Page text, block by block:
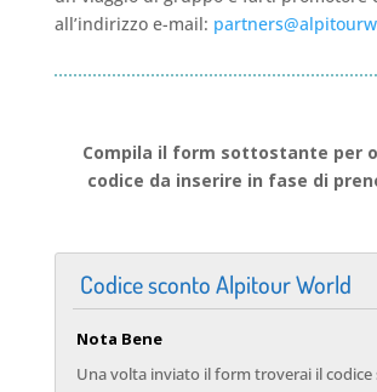
all’indirizzo e-mail:
Compila il form sottostante per
codice da inserire in fase di
Codice sconto Alpitour World
Nota Bene
Una volta inviato il form troverai il codice